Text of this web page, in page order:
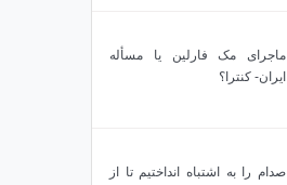
ماجرای مک فارلین یا مسأله
ایران- کنترا؟
صدام را به اشتباه انداختیم تا از